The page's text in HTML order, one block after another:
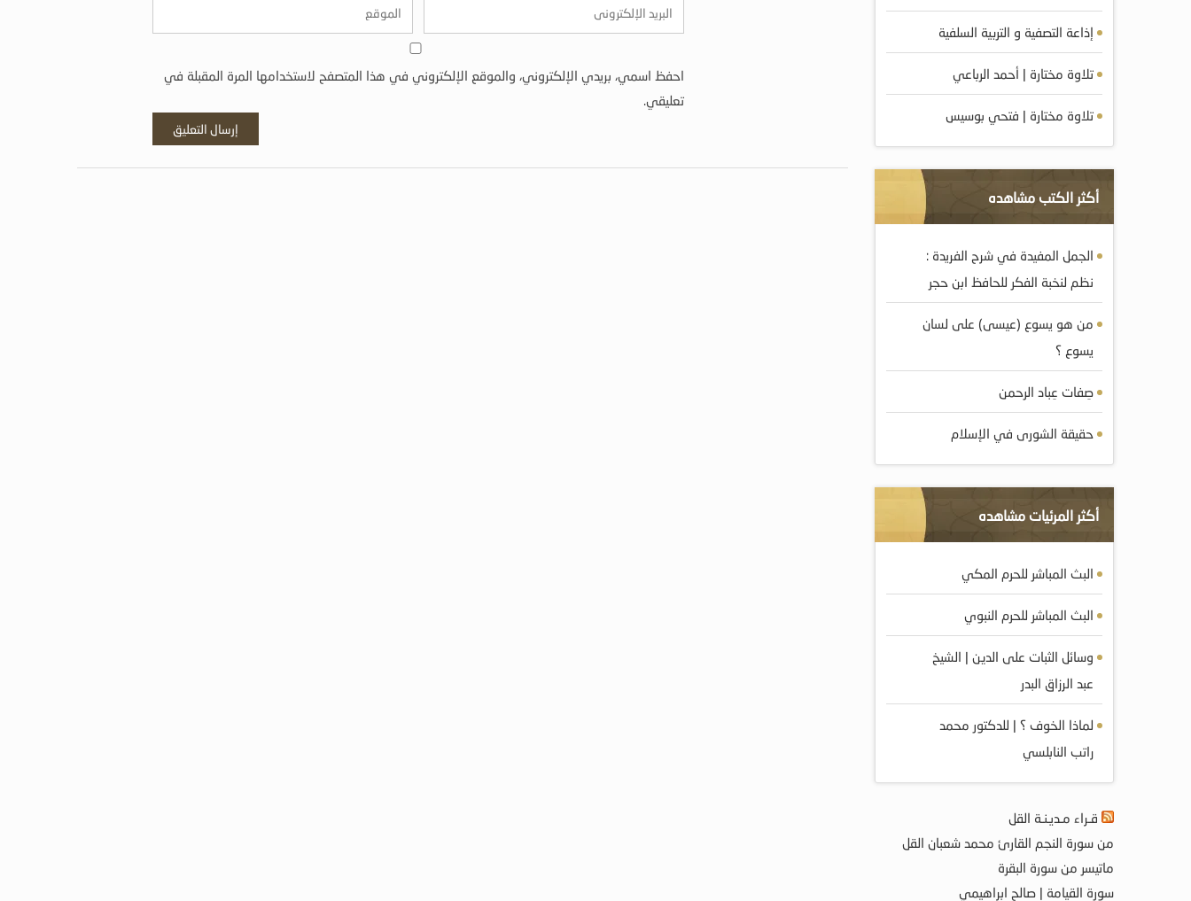
احفظ اسمي، بريدي الإلكتروني، والموقع الإلكتروني في هذا المتصفح لاستخدامها المرة المقبلة في
تعليقي.
إذاعة التصفية و التربية السلفية
تلاوة مختارة | أحمد الرباعي
تلاوة مختارة | فتحي بوسيس
أكثر الكتب مشاهده
الجمل المفيدة في شرح الفريدة :
نظم لنخبة الفكر للحافظ ابن حجر
من هو يسوع (عيسى) على لسان
يسوع ؟
صِفات عِباد الرحمن
حقيقة الشورى في الإسلام
أكثر المرئيات مشاهده
البث المباشر للحرم المكي
البث المباشر للحرم النبوي
وسائل الثبات على الدين | الشيخ
عبد الرزاق البدر
لماذا الخوف ؟ | للدكتور محمد
راتب النابلسي
قـراء مـديـنـة القل
من سورة النجم القارئ محمد شعبان القل
ماتيسر من سورة البقرة
سورة القيامة | صالح ابراهيمي